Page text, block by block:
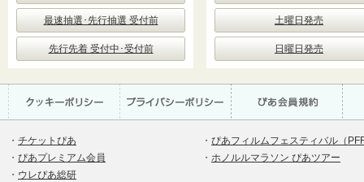
最速抽選･先行抽選 受付前
先行先着 受付中･受付前
土曜日発売
日曜日発売
・ チケットぴあ
・ ぴあプレミアム会員
・ ウレぴあ総研
・ ぴあフィルムフェスティバル（
・ ホノルルマラソン ぴあツアー